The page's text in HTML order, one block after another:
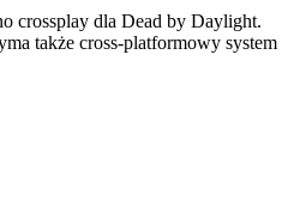
crossplay dla Dead by Daylight.
także cross-platformowy system